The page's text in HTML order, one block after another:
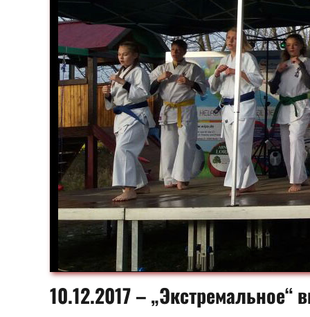
10.12.2017 – „Экстремальное“